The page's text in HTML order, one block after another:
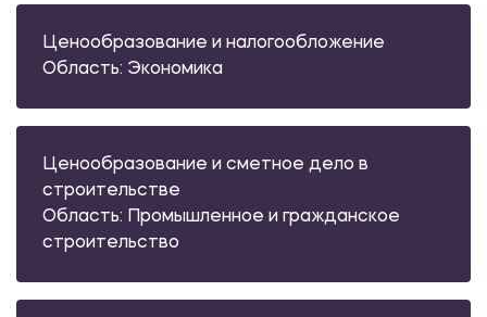
Ценообразование и налогообложение
Область: Экономика
Ценообразование и сметное дело в
строительстве
Область: Промышленное и гражданское
строительство